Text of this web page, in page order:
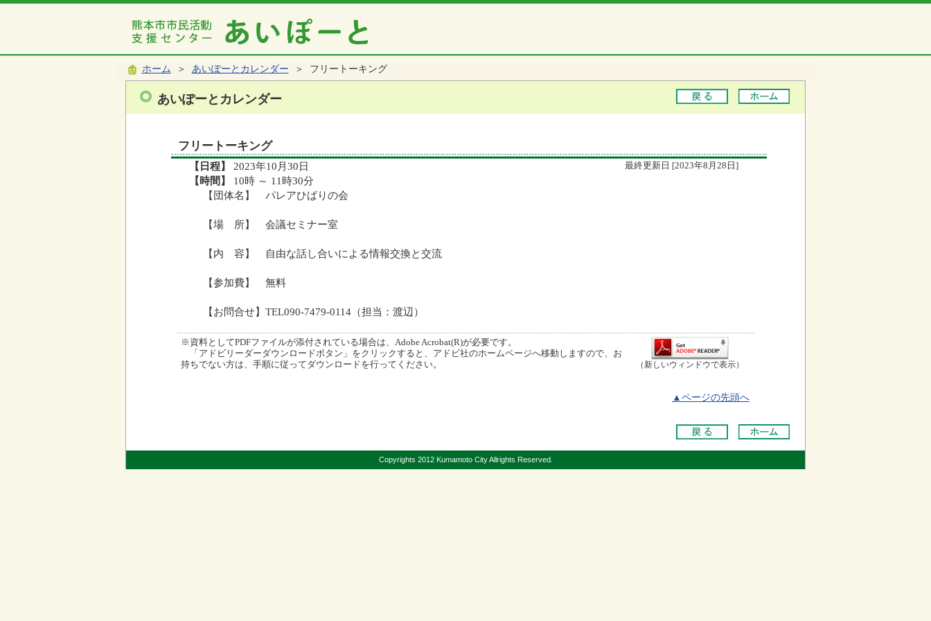
ホーム ＞ あいぽーとカレンダー ＞ フリートーキング
あいぽーとカレンダー
フリートーキング
【日程】 2023年10月30日 最終更新日 [2023年8月28日]
【時間】
10時 ～ 11時30分
【団体名】 パレアひばりの会
【場 所】 会議セミナー室
【内 容】 自由な話し合いによる情報交換と交流
【参加費】 無料
【お問合せ】TEL090-7479-0114（担当：渡辺）
※資料としてPDFファイルが添付されている場合は、Adobe Acrobat(R)が必要です。
「アドビリーダーダウンロードボタン」をクリックすると、アドビ社のホームページへ移動しますので、お
持ちでない方は、手順に従ってダウンロードを行ってください。
（新しいウィンドウで表示）
▲ページの先頭へ
Copyrights 2012 Kumamoto City Allrights Reserved.